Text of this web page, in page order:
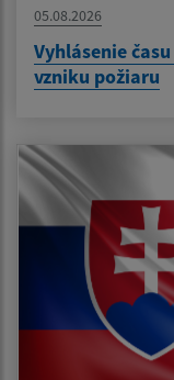
05.08.2026
Vyhlásenie
vzniku požiaru